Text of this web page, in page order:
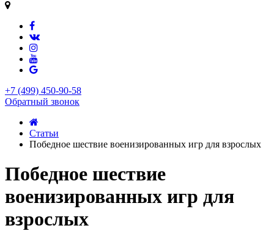
+7 (499) 450-90-58
Обратный звонок
Статьи
Победное шествие военизированных игр для взрослых
Победное шествие
военизированных игр для
взрослых